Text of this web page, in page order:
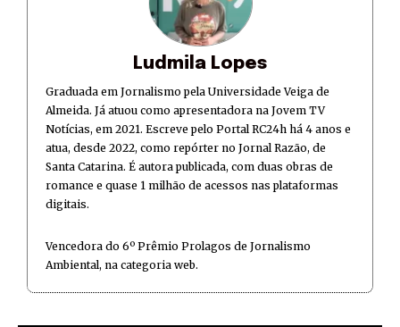
Ludmila Lopes
Graduada em Jornalismo pela Universidade Veiga de
Almeida. Já atuou como apresentadora na Jovem TV
Notícias, em 2021. Escreve pelo Portal RC24h há 4 anos e
atua, desde 2022, como repórter no Jornal Razão, de
Santa Catarina. É autora publicada, com duas obras de
romance e quase 1 milhão de acessos nas plataformas
digitais.
Vencedora do 6º Prêmio Prolagos de Jornalismo
Ambiental, na categoria web.